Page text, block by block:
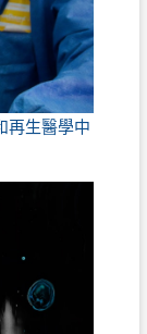
再生醫學中